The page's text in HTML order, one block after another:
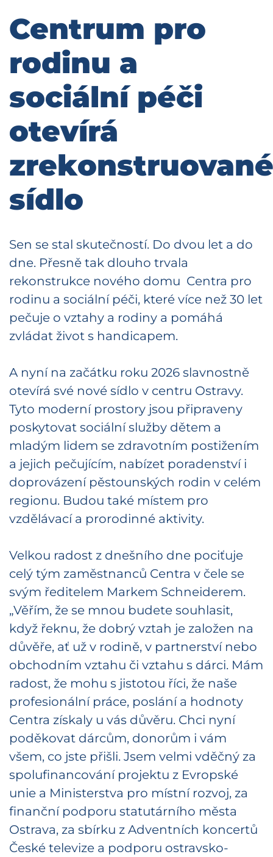
Centrum pro
rodinu a
sociální péči
otevírá
zrekonstruované
sídlo
Sen se stal skutečností. Do dvou let a do
dne. Přesně tak dlouho trvala
rekonstrukce nového domu Centra pro
rodinu a sociální péči, které více než 30 let
pečuje o vztahy a rodiny a pomáhá
zvládat život s handicapem.
A nyní na začátku roku 2026 slavnostně
otevírá své nové sídlo v centru Ostravy.
Tyto moderní prostory jsou připraveny
poskytovat sociální služby dětem a
mladým lidem se zdravotním postižením
a jejich pečujícím, nabízet poradenství i
doprovázení pěstounských rodin v celém
regionu. Budou také místem pro
vzdělávací a prorodinné aktivity.
Velkou radost z dnešního dne pociťuje
celý tým zaměstnanců Centra v čele se
svým ředitelem Markem Schneiderem.
„Věřím, že se mnou budete souhlasit,
když řeknu, že dobrý vztah je založen na
důvěře, ať už v rodině, v partnerství nebo
obchodním vztahu či vztahu s dárci. Mám
radost, že mohu s jistotou říci, že naše
profesionální práce, poslání a hodnoty
Centra získaly u vás důvěru. Chci nyní
poděkovat dárcům, donorům i vám
všem, co jste přišli. Jsem velmi vděčný za
spolufinancování projektu z Evropské
unie a Ministerstva pro místní rozvoj, za
finanční podporu statutárního města
Ostrava, za sbírku z Adventních koncertů
České televize a podporu ostravsko-